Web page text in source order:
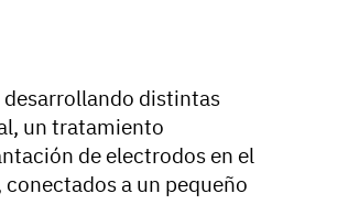
desarrollando distintas
un tratamiento
de electrodos en el
a un pequeño